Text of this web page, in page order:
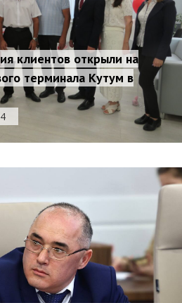
клиентов открыли на
терминала Кутум в